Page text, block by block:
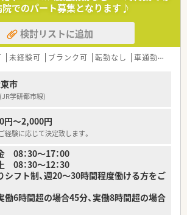
があり、地域に根付いた運営をされています。
≫
しての調剤業務及び病棟における服薬指導等の
相談可能です。
でのパート募集となります♪
検討リストに追加
未経験可 ブランク可 転勤なし 車通勤可
市
学研都市線)
円～2,000円
験に応じて決定致します。
08：30～17：00
30～12：30
フト制、週20～30時間程度働ける方をご
6時間超の場合45分、実働8時間超の場合